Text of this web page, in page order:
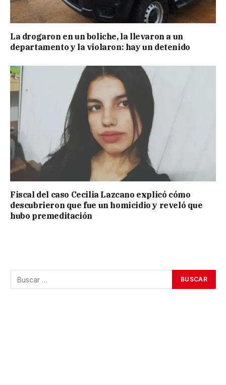
La drogaron en un boliche, la llevaron a un
departamento y la violaron: hay un detenido
Fiscal del caso Cecilia Lazcano explicó cómo
descubrieron que fue un homicidio y reveló que
hubo premeditación